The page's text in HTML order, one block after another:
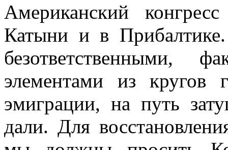
Американский
Катыни и в Прибал­тике.
безответственными,
элементами из кругов
эмиграции, на путь
дали. Для